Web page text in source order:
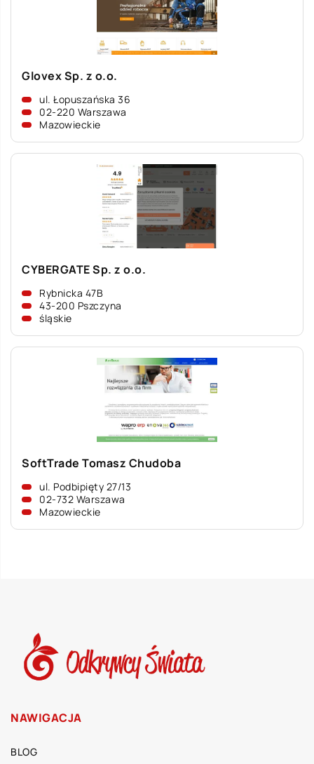
Glovex Sp. z o.o.
ul. Łopuszańska 36
02-220 Warszawa
Mazowieckie
CYBERGATE Sp. z o.o.
Rybnicka 47B
43-200 Pszczyna
śląskie
SoftTrade Tomasz Chudoba
ul. Podbipięty 27/13
02-732 Warszawa
Mazowieckie
NAWIGACJA
BLOG